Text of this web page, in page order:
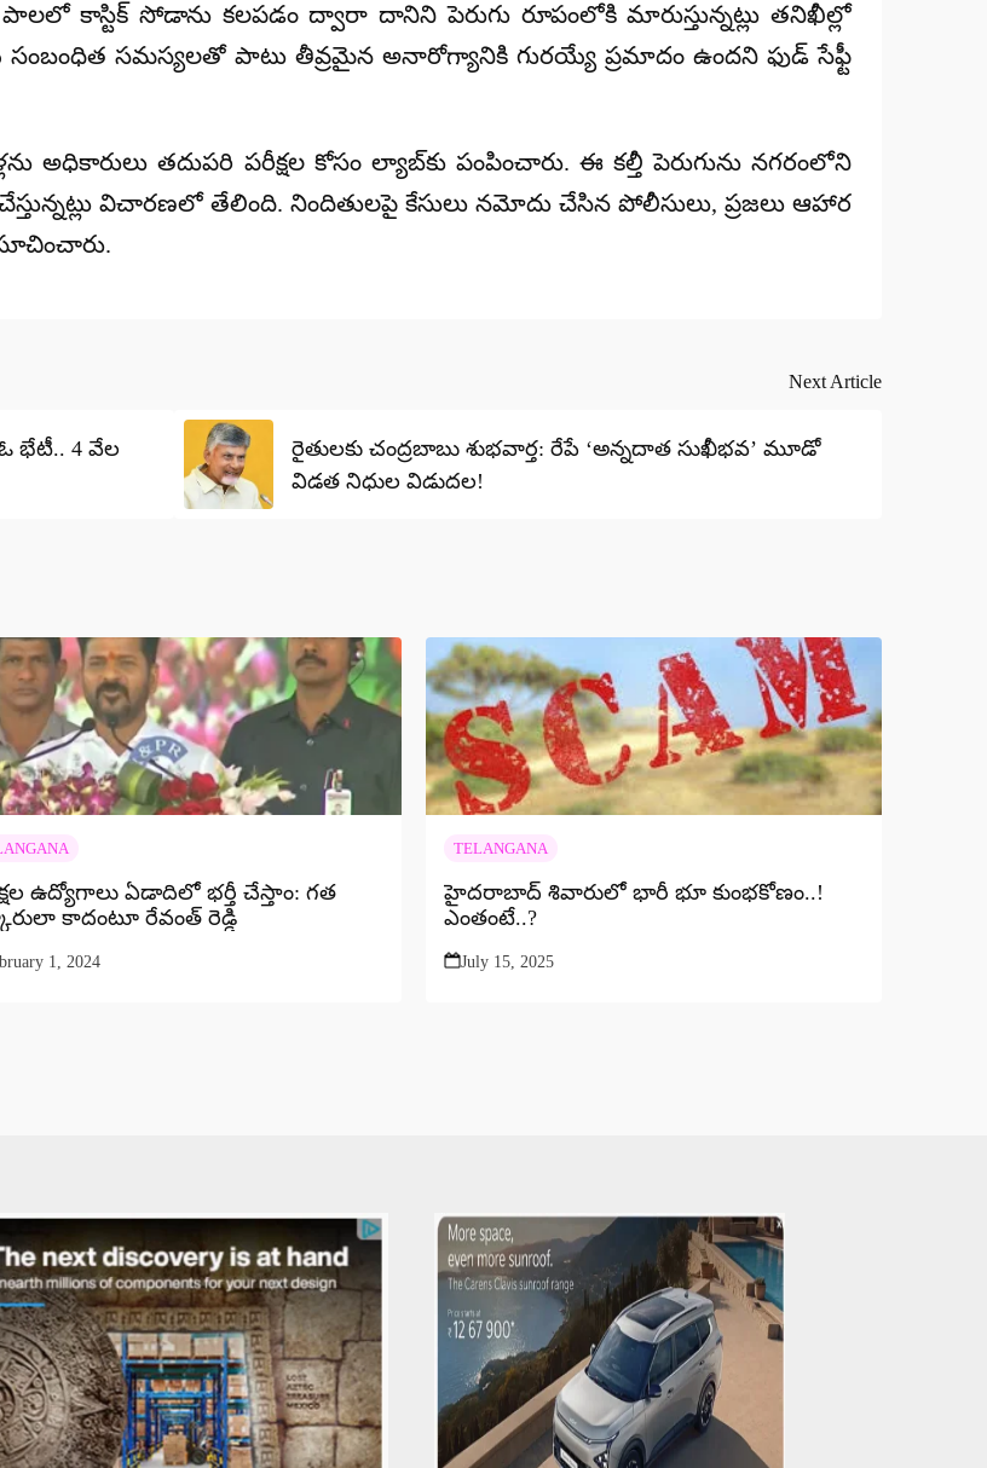
కాస్టిక్ సోడాను కలపడం ద్వారా దానిని పెరుగు రూపంలోకి మారుస్తున్నట్లు తనిఖీల్లో
సంబంధిత సమస్యలతో పాటు తీవ్రమైన అనారోగ్యానికి గురయ్యే ప్రమాదం ఉందని ఫుడ్ సేఫ్టీ
అధికారులు తదుపరి పరీక్షల కోసం ల్యాబ్‌కు పంపించారు. ఈ కల్తీ పెరుగును నగరంలోని
చేస్తున్నట్లు విచారణలో తేలింది. నిందితులపై కేసులు నమోదు చేసిన పోలీసులు, ప్రజలు ఆహార
భేటీ.. 4 వేల
Next Article
రైతులకు చంద్రబాబు శుభవార్త: రేపే ‘అన్నదాత సుఖీభవ’ మూడో
విడత నిధుల విడుదల!
ఉద్యోగాలు ఏడాదిలో భర్తీ చేస్తాం: గత
కాదంటూ రేవంత్ రెడ్డి
1, 2024
TELANGANA
హైదరాబాద్ శివారులో భారీ భూ కుంభకోణం..!
ఎంతంటే..?
July 15, 2025